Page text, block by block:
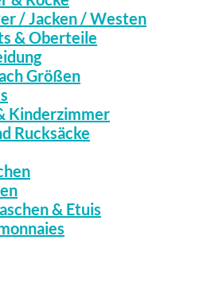
/ Jacken / Westen
& Oberteile
Größen
Kinderzimmer
Rucksäcke
& Etuis